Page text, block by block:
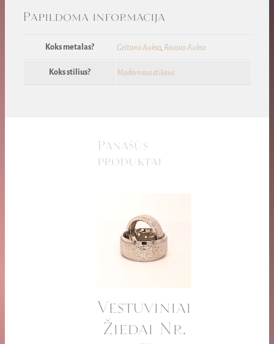
Papildoma informacija
Koks metalas? Geltono Aukso, Rausvo Aukso
Koks stilius? Modernaus stiliaus
Panašūs
produktai
Vestuviniai
Žiedai Nr.